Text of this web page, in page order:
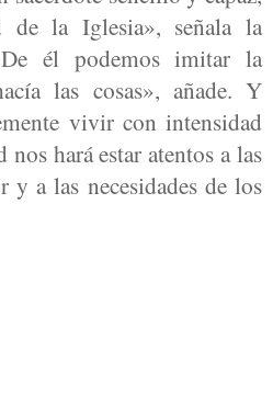
la Iglesia», señala la
él podemos imitar la
las cosas», añade. Y
vivir con intensidad
hará estar atentos a las
y a las necesidades de los